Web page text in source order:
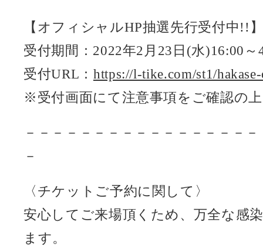
【オフィシャルHP抽選先行受付中!!
受付期間：2022年2月23日(水)16:00
受付URL： https://l-tike.com/st1/
※受付画面にて注意事項をご確認の
－－－－－－－－－－－－－－－－
－
〈チケットご予約に関して〉
安心してご来場頂くため、万全な感
ます。